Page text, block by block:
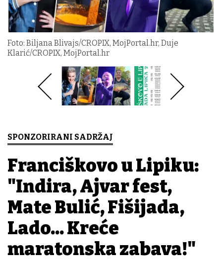
Foto: Biljana Blivajs/CROPIX, MojPortal.hr, Duje
Klarić/CROPIX, MojPortal.hr
SPONZORIRANI SADRŽAJ
Franciškovo u Lipiku:
"Indira, Ajvar fest,
Mate Bulić, Fišijada,
Lado... Kreće
maratonska zabava!"